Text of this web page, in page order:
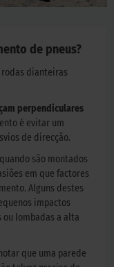
de pneus?
rodas dianteiras
perpendiculares
é evitar um
de direcção.
são montados
em que factores
Alguns destes
impactos
lombadas a alta
que uma parede